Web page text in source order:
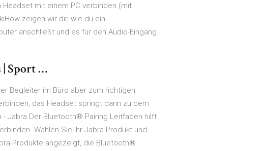
mit einem PC verbinden (mit
zeigen wir dir, wie du ein
anschließt und es für den Audio-Eingang
| Sport …
Begleiter im Büro aber zum richtigen
das Headset springt dann zu dem
Jabra Der Bluetooth® Pairing Leitfaden hilft
Wählen Sie Ihr Jabra Produkt und
Produkte angezeigt, die Bluetooth®